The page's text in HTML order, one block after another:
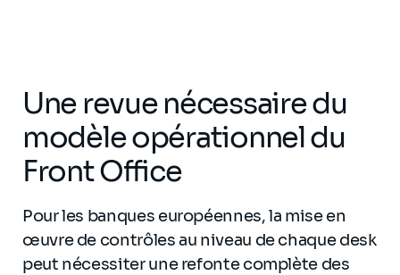
Une revue nécessaire du
modèle opérationnel du
Front Office
Pour les banques européennes, la mise en
œuvre de contrôles au niveau de chaque desk
peut nécessiter une refonte complète des